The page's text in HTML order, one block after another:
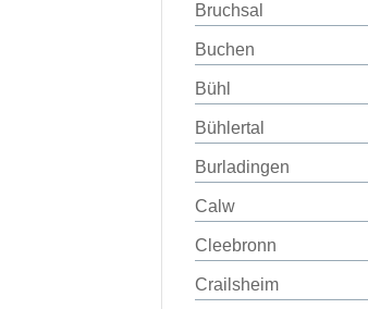
Bruchsal
Buchen
Bühl
Bühlertal
Burladingen
Calw
Cleebronn
Crailsheim